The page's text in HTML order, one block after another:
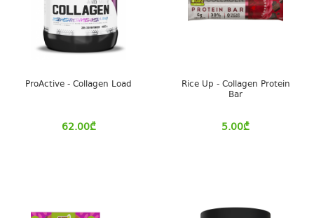
ProActive - Collagen Load
62.00₾
Rice Up - Collagen Protein
Bar
5.00₾